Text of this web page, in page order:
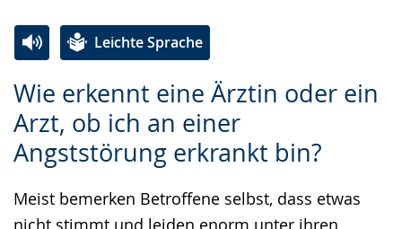
Wie erkennt eine Ärztin oder ein
Arzt, ob ich an einer
Angststörung erkrankt bin?
Meist bemerken Betroffene selbst, dass etwas
nicht stimmt und leiden enorm unter ihren
Leichte Sprache
Leichten
Sprache
wechseln.
Audio-
Unterstützung.
Video
in
Deutscher
wird